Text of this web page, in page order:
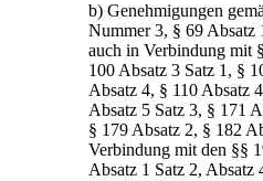
b) Genehmigungen
Nummer 3, § 69 Absatz
auch in Verbindung mit
100 Absatz 3 Satz 1, §
Absatz 4, § 110 Absatz
Absatz 5 Satz 3, § 171
§ 179 Absatz 2, § 182
Verbindung mit den §§
Absatz 1 Satz 2, Absatz